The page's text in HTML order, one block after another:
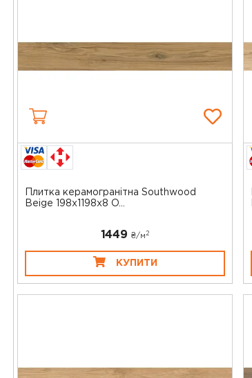
Плитка керамогранітна Southwood
Beige 198x1198x8 O...
1449 ₴/м 2
КУПИТИ